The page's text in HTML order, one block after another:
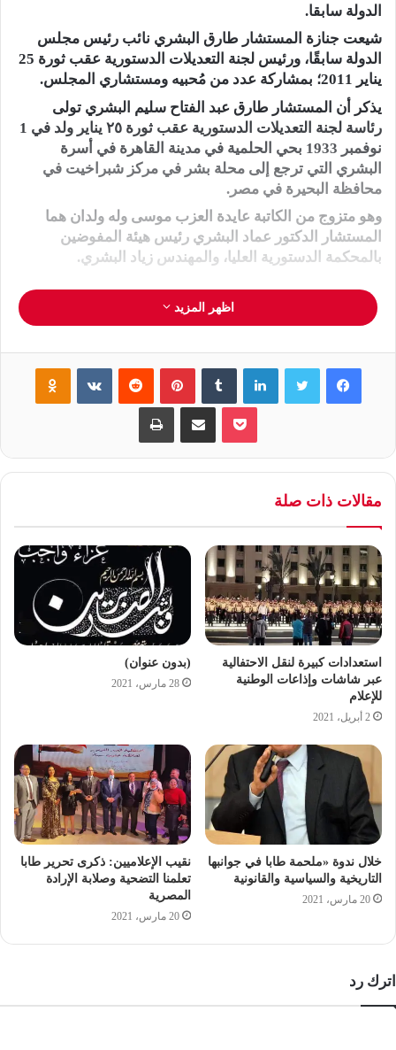
الدولة سابقا.
شيعت جنازة المستشار طارق البشري نائب رئيس مجلس
الدولة سابقًا، ورئيس لجنة التعديلات الدستورية عقب ثورة 25
يناير 2011؛ بمشاركة عدد من مُحبيه ومستشاري المجلس.
يذكر أن المستشار طارق عبد الفتاح سليم البشري تولى
رئاسة لجنة التعديلات الدستورية عقب ثورة ٢٥ يناير ولد في 1
نوفمبر 1933 بحي الحلمية في مدينة القاهرة في أسرة
البشري التي ترجع إلى محلة بشر في مركز شبراخيت في
محافظة البحيرة في مصر.
وهو متزوج من الكاتبة عايدة العزب موسى وله ولدان هما
المستشار الدكتور عماد البشري رئيس هيئة المفوضين
بالمحكمة الدستورية العليا، والمهندس زياد البشري.
جريدة المصري الديمقراطي الجديد
اظهر المزيد
فيسبوك تويتر لينكدإن بينتيريست
بوكيت مشاركة عبر البريد طباعة
مقالات ذات صلة
استعدادات كبيرة لنقل الاحتفالية
عبر شاشات وإذاعات الوطنية
للإعلام
2 أبريل، 2021
(بدون عنوان)
28 مارس، 2021
خلال ندوة «ملحمة طابا في جوانبها
التاريخية والسياسية والقانونية
20 مارس، 2021
نقيب الإعلاميين: ذكرى تحرير طابا
تعلمنا التضحية وصلابة الإرادة
المصرية
20 مارس، 2021
اترك رد